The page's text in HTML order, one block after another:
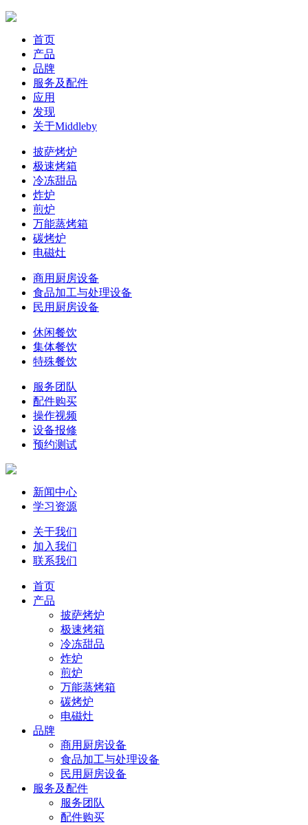
首页
产品
品牌
服务及配件
应用
发现
关于Middleby
披萨烤炉
极速烤箱
冷冻甜品
炸炉
煎炉
万能蒸烤箱
碳烤炉
电磁灶
商用厨房设备
食品加工与处理设备
民用厨房设备
休闲餐饮
集体餐饮
特殊餐饮
服务团队
配件购买
操作视频
设备报修
预约测试
新闻中心
学习资源
关于我们
加入我们
联系我们
首页
产品
披萨烤炉
极速烤箱
冷冻甜品
炸炉
煎炉
万能蒸烤箱
碳烤炉
电磁灶
品牌
商用厨房设备
食品加工与处理设备
民用厨房设备
服务及配件
服务团队
配件购买